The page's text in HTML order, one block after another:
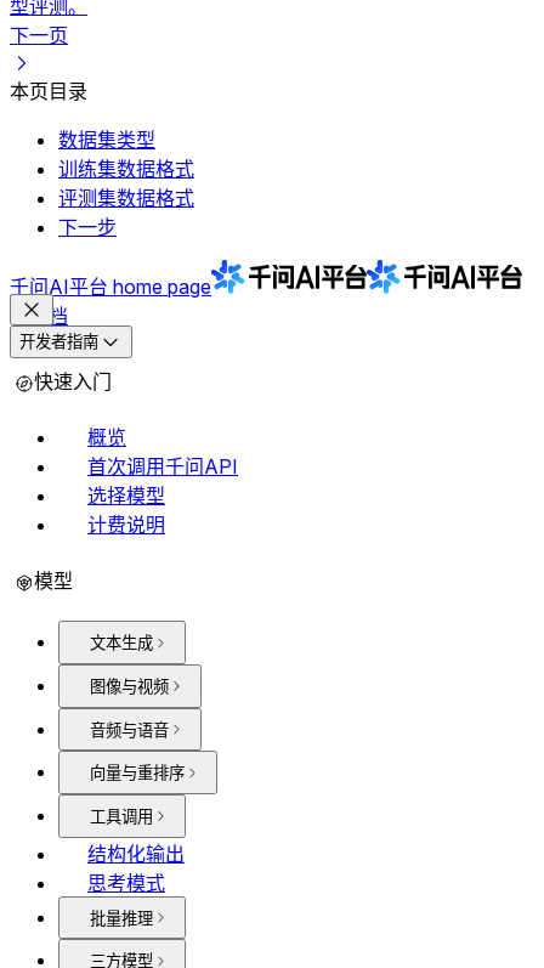
型评测。
下一页
本页目录
数据集类型
训练集数据格式
评测集数据格式
下一步
千问AI平台 home page
文档
开发者指南
快速入门
概览
首次调用千问API
选择模型
计费说明
模型
文本生成
图像与视频
音频与语音
向量与重排序
工具调用
结构化输出
思考模式
批量推理
三方模型